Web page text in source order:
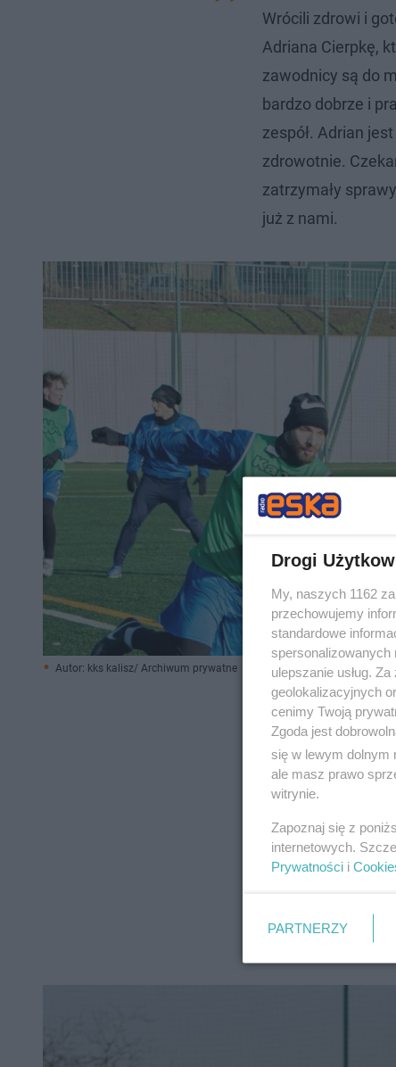
Wrócili zdrowi i
Adriana Cierpkę,
zawodnicy są do
bardzo dobrze i
zespół. Adrian
zdrowotnie.
zatrzymały
już z nami.
Autor: kks kalisz/ Archiwum prywatne
Drogi
My, naszych 1162
przechowujemy
standardowe
spersonalizowanych
ulepszanie usług.
geolokalizacyjnych
cenimy Twoją
Zgoda jest
się w lewym dolnym
ale masz prawo
witrynie.
Zapoznaj się z
internetowych.
Prywatności i
PARTNERZY